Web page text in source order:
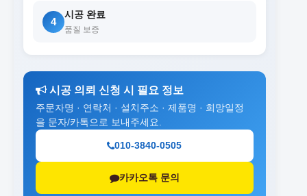
4
시공 완료
품질 보증
시공 의뢰 신청 시 필요 정보
주문자명 · 연락처 · 설치주소 · 제품명 · 희망일정
을 문자/카톡으로 보내주세요.
010-3840-0505
카카오톡 문의